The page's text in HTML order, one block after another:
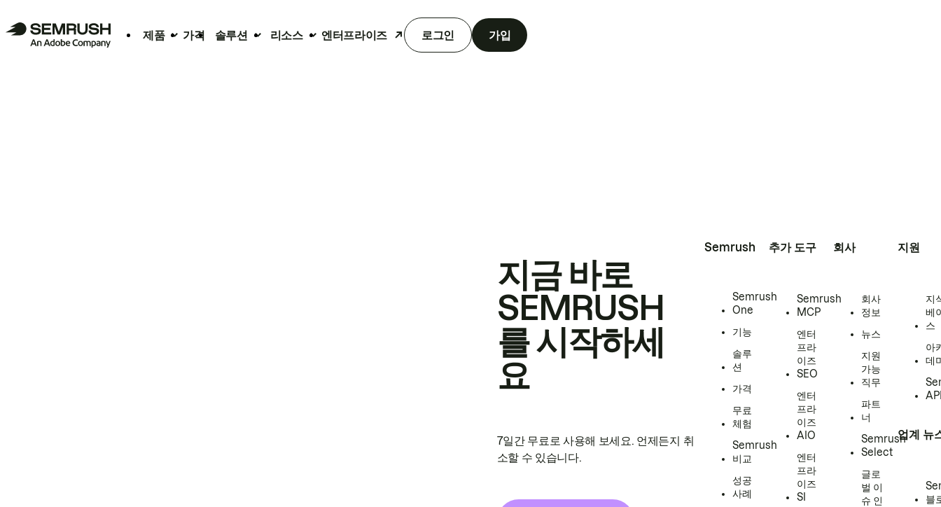
제품 가격 솔루션 리소스 엔터프라이즈 로그인 가입
지금 바로
SEMRUSH
를 시작하세
요
7일간 무료로 사용해 보세요. 언제든지 취
소할 수 있습니다.
Semrush
Semrush
One
기능
솔루
션
가격
무료
체험
Semrush
비교
성공
사례
추가 도구
Semrush
MCP
엔터
프라
이즈
SEO
엔터
프라
이즈
AIO
엔터
프라
이즈
SI
회사
회사
정보
뉴스
지원
가능
직무
파트
너
Semrush
Select
글로
벌 이
슈 인
지원
지
베
스
아
데
업계 뉴
블